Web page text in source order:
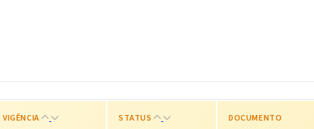
VIGÊNCIA STATUS DOCUMENTO